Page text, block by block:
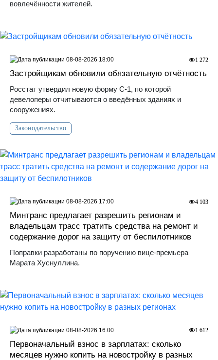
вовлечённости жителей.
Застройщикам обновили обязательную отчётность
Росстат утвердил новую форму С-1, по которой
девелоперы отчитываются о введённых зданиях и
сооружениях.
Законодательство
1 272
08-08-2026 18:00
Минтранс предлагает разрешить регионам и
владельцам трасс тратить средства на ремонт и
содержание дорог на защиту от беспилотников
Поправки разработаны по поручению вице-премьера
Марата Хуснуллина.
4 103
08-08-2026 17:00
Первоначальный взнос в зарплатах: сколько
месяцев нужно копить на новостройку в разных
1 612
08-08-2026 16:00